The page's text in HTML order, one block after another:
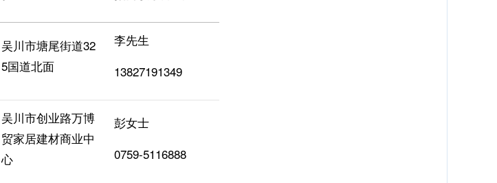
吴川市塘尾街道32
5国道北面
李先生
13827191349
吴川市创业路万博
贸家居建材商业中
心
彭女士
0759-5116888